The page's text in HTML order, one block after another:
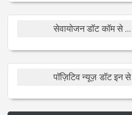
सेवायोजन डॉट कॉम से ...
पॉज़िटिव न्यूज़ डॉट इन से